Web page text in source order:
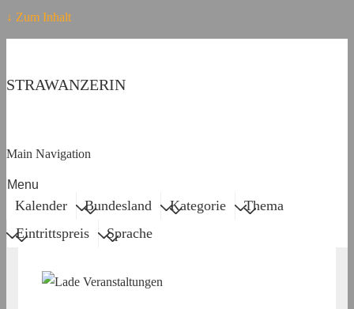
↓ Zum Inhalt
STRAWANZERIN
Main Navigation
Menu
Kalender Bundesland Kategorie
Thema
Eintrittspreis
Sprache